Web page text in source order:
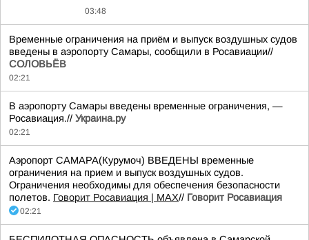
03:48
Временные ограничения на приём и выпуск воздушных судов
введены в аэропорту Самары, сообщили в Росавиации//
СОЛОВЬЁВ
02:21
В аэропорту Самары введены временные ограничения, —
Росавиация.// Украина.ру
02:21
Аэропорт САМАРА(Курумоч) ВВЕДЕНЫ временные
ограничения на прием и выпуск воздушных судов.
Ограничения необходимы для обеспечения безопасности
полетов. Говорит Росавиация | MAX// Говорит Росавиация
02:21